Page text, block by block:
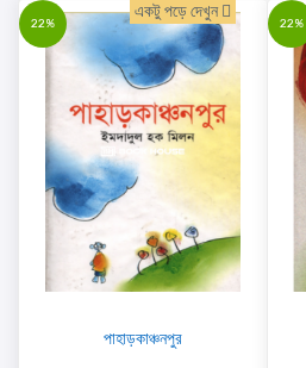
22%
একটু পড়ে দেখুন
পাহাড়কাঞ্চনপুর
22%